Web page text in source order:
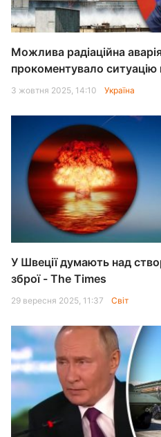
Можлива радіаційна
прокоментувало
3 жовтня 2025, 14:10 Україна
У Швеції думають над
зброї - The Times
29 вересня 2025, 11:37 Світ